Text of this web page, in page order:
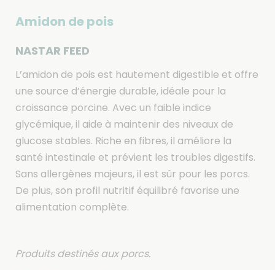
Amidon de pois
NASTAR FEED
L’amidon de pois est hautement digestible et offre
une source d’énergie durable, idéale pour la
croissance porcine. Avec un faible indice
glycémique, il aide à maintenir des niveaux de
glucose stables. Riche en fibres, il améliore la
santé intestinale et prévient les troubles digestifs.
Sans allergènes majeurs, il est sûr pour les porcs.
De plus, son profil nutritif équilibré favorise une
alimentation complète.
Produits destinés aux porcs.